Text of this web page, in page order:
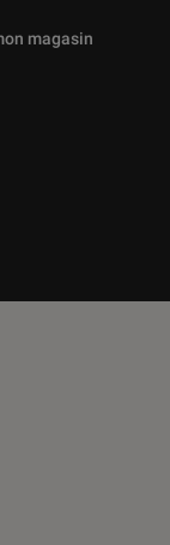
proposées
magasin